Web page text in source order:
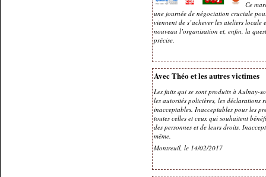
Ce
une journée de négociation cruciale
viennent de s’achever les ateliers
nouveau l’organisation et, enfin, la
précise.
Avec Théo et les autres victimes
Les faits qui se sont produits à Aulnay-
les autorités policières, les déclarations
inacceptables. Inacceptables pour les
toutes celles et ceux qui souhaitent
des personnes et de leurs droits.
même.
Montreuil, le 14/02/2017